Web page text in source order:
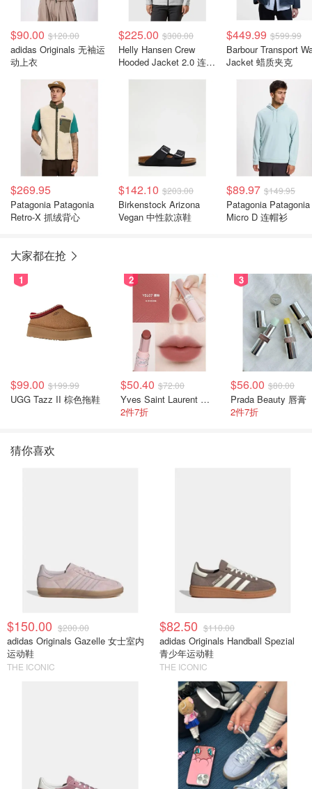
$90.00 $120.00
adidas Originals 无袖运
动上衣
$225.00 $300.00
Helly Hansen Crew
Hooded Jacket 2.0 连帽
$449.99 $599.99
Barbour Transport
Jacket 蜡质夹克
$269.95
Patagonia Patagonia
Retro-X 抓绒背心
$142.10 $203.00
Birkenstock Arizona
Vegan 中性款凉鞋
$89.97 $149.95
Patagonia Patagonia
Micro D 连帽衫
大家都在抢
1
$99.00 $199.99
UGG Tazz II 棕色拖鞋
2
$50.40 $72.00
Yves Saint Laurent 裸粉管
2件7折
3
$56.00 $80.00
Prada Beauty 唇膏
2件7折
猜你喜欢
$150.00 $200.00
adidas Originals Gazelle 女士室内
运动鞋
THE ICONIC
$82.50 $110.00
adidas Originals Handball Spezial
青少年运动鞋
THE ICONIC